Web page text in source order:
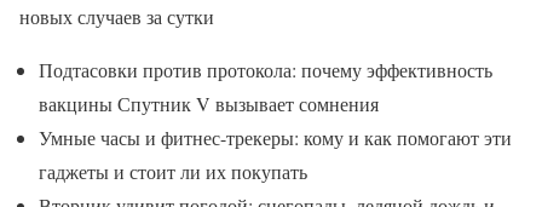
новых случаев за сутки
Подтасовки против протокола: почему эффективность
вакцины Спутник V вызывает сомнения
Умные часы и фитнес-трекеры: кому и как помогают эти
гаджеты и стоит ли их покупать